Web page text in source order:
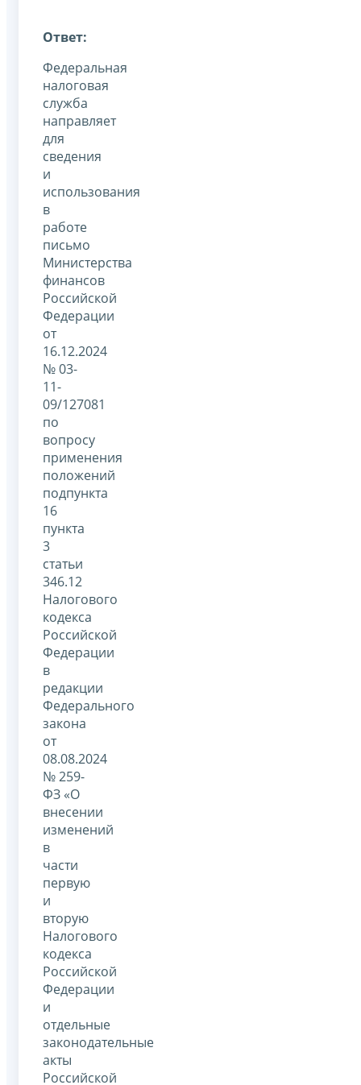
Ответ:
Федеральная
налоговая
служба
направляет
для
сведения
и
использования
в
работе
письмо
Министерства
финансов
Российской
Федерации
от
16.12.2024
№ 03-
11-
09/127081
по
вопросу
применения
положений
подпункта
16
пункта
3
статьи
346.12
Налогового
кодекса
Российской
Федерации
в
редакции
Федерального
закона
от
08.08.2024
№ 259-
ФЗ «О
внесении
изменений
в
части
первую
и
вторую
Налогового
кодекса
Российской
Федерации
и
отдельные
законодательные
акты
Российской